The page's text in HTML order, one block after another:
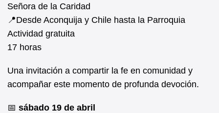
Señora de la Caridad
📍Desde Aconquija y Chile hasta la Parroquia
Actividad gratuita
17 horas
Una invitación a compartir la fe en comunidad y
acompañar este momento de profunda devoción.
📅 sábado 19 de abril